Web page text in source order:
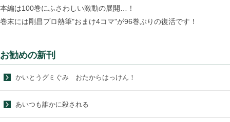
本編は100巻にふさわしい激動の展開…！
巻末には剛昌プロ熱筆"おまけ4コマ"が96巻ぶりの復活です！
お勧めの新刊
かいとうグミぐみ おたからはっけん！
あいつも誰かに殺される